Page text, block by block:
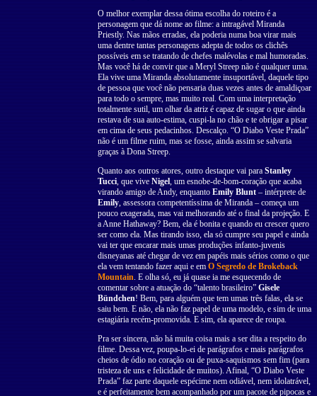
O melhor exemplar dessa ótima escolha do roteiro é a
personagem que dá nome ao filme: a intragável Miranda
Priestly. Nas mãos erradas, ela poderia numa boa virar mais
uma dentre tantas personagens adepta de todos os clichês
possíveis em se tratando de chefes malévolas e mal humoradas.
Mas você há de convir que a Meryl Streep não é qualquer uma.
Ela vive uma Miranda absolutamente insuportável, daquele tipo
de pessoa que você não pensaria duas vezes antes de amaldiçoar
para todo o sempre, mas muito real. Com uma interpretação
totalmente sutil, um olhar da atriz é capaz de sugar o que ainda
restava de sua auto-estima, cuspi-la no chão e te obrigar a pisar
em cima de seus pedacinhos. Descalço. “O Diabo Veste Prada”
não é um filme ruim, mas se fosse, ainda assim se salvaria
graças à Dona Streep.
Quanto aos outros atores, outro destaque vai paraStanley
Tucci, que viveNigel, um esnobe-de-bom-coração que acaba
virando amigo de Andy, enquantoEmily Blunt– intérprete de
Emily, assessora competentíssima de Miranda – começa um
pouco exagerada, mas vai melhorando até o final da projeção. E
a Anne Hathaway? Bem, ela é bonita e quando eu crescer quero
ser como ela. Mas tirando isso, ela só cumpre seu papel e ainda
vai ter que encarar mais umas produções infanto-juvenis
disneyanas até chegar de vez em papéis mais sérios como o que
ela vem tentando fazer aqui e emO Segredo de Brokeback
Mountain. E olha só, eu já quase ia me esquecendo de
comentar sobre a atuação do “talento brasileiro”Gisele
Bündchen! Bem, para alguém que tem umas três falas, ela se
saiu bem. E não, ela não faz papel de uma modelo, e sim de uma
estagiária recém-promovida. E sim, ela aparece de roupa.
Pra ser sincera, não há muita coisa mais a ser dita a respeito do
filme. Dessa vez, poupa-lo-ei de parágrafos e mais parágrafos
cheios de ódio no coração ou de puxa-saquismos sem fim (para
tristeza de uns e felicidade de muitos). Afinal, “O Diabo Veste
Prada” faz parte daquele espécime nem odiável, nem idolatrável,
e é perfeitamente bem acompanhado por um pacote de pipocas e